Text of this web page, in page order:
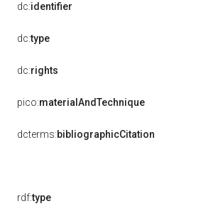
dc:identifier
dc:type
dc:rights
pico:materialAndTechnique
dcterms:bibliographicCitation
rdf:type